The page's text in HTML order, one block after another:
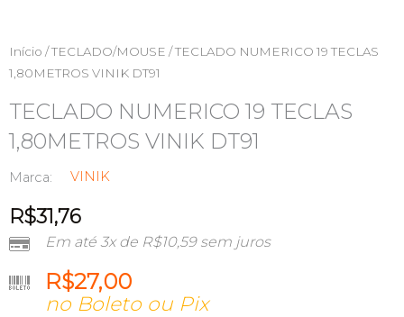
Início /TECLADO/MOUSE / TECLADO NUMERICO 19 TECLAS
1,80METROS VINIK DT91
TECLADO NUMERICO 19 TECLAS
1,80METROS VINIK DT91
Marca: VINIK
R$31,76
Em até 3x de R$10,59sem juros
R$27,00
no Boleto ou Pix